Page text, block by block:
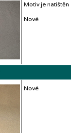
Motiv je natištěn
Nové
Nové